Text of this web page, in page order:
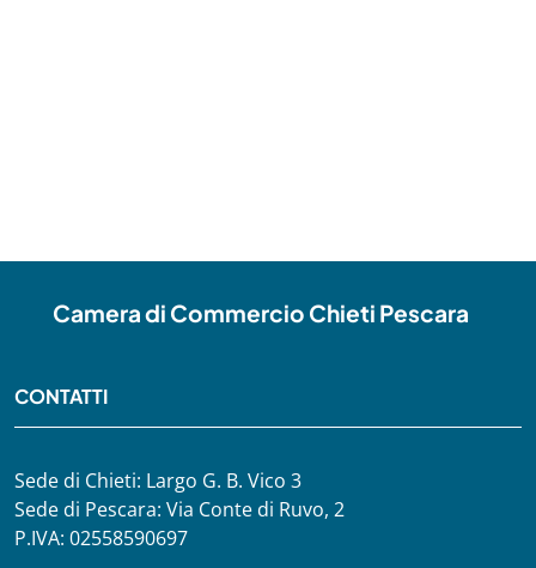
Camera di Commercio Chieti Pescara
CONTATTI
Sede di Chieti: Largo G. B. Vico 3
Sede di Pescara: Via Conte di Ruvo, 2
P.IVA: 02558590697